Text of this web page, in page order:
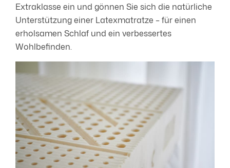
Extraklasse ein und gönnen Sie sich die natürliche
Unterstützung einer Latexmatratze – für einen
erholsamen Schlaf und ein verbessertes
Wohlbefinden.